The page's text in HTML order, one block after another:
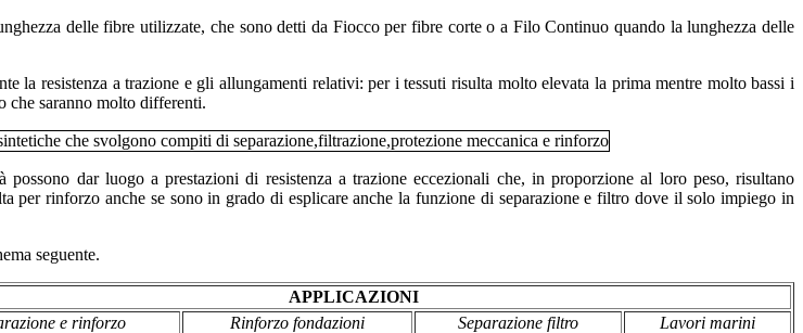
delle fibre utilizzate, che sono detti da Fiocco per fibre corte o a Filo Continuo quando la lunghezza delle
la resistenza a trazione e gli allungamenti relativi: per i tessuti risulta molto elevata la prima mentre molto bassi i
che saranno molto differenti.
dar luogo a prestazioni di resistenza a trazione eccezionali che, in proporzione al loro peso, risultano
per rinforzo anche se sono in grado di esplicare anche la funzione di separazione e filtro dove il solo impiego in
seguente.
APPLICAZIONI
e rinforzo
Rinforzo fondazioni Separazione filtro
Lavori marini